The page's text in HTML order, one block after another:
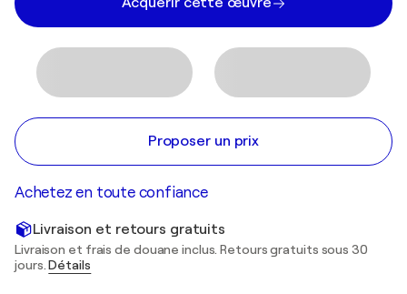
Proposer un prix
Achetez en toute confiance
Livraison et retours gratuits
Livraison et frais de douane inclus. Retours gratuits sous 30
jours.Détails